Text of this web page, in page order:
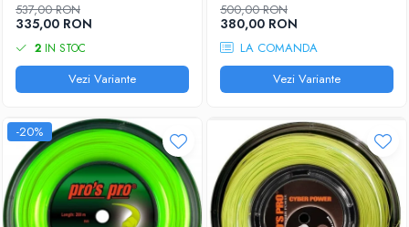
537,00 RON
335,00 RON
2 IN STOC
Vezi Variante
500,00 RON
380,00 RON
LA COMANDA
Vezi Variante
-20%